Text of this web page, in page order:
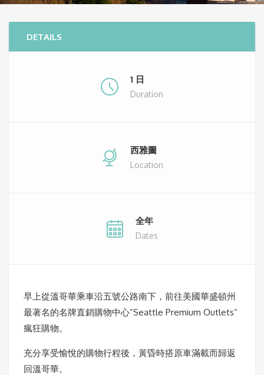
DETAILS
1 日
Duration
西雅圖
Location
全年
Dates
早上從溫哥華乘車沿五號公路南下，前往美國華盛頓州
最著名的名牌直銷購物中心”Seattle Premium Outlets”
瘋狂購物。
充分享受愉悅的購物行程後，黃昏時搭原車滿載而歸返
回溫哥華。